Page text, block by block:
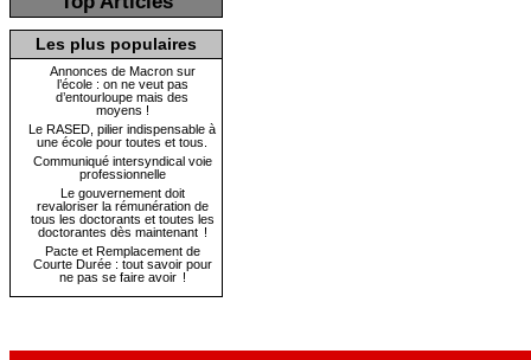
Les plus populaires
Annonces de Macron sur
l’école : on ne veut pas
d’entourloupe mais des
moyens !
Le RASED, pilier indispensable à
une école pour toutes et tous.
Communiqué intersyndical voie
professionnelle
Le gouvernement doit
revaloriser la rémunération de
tous les doctorants et toutes les
doctorantes dès maintenant !
Pacte et Remplacement de
Courte Durée : tout savoir pour
ne pas se faire avoir !